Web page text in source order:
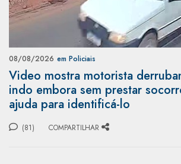
08/08/2026 em Policiais
Video mostra motorista
indo embora sem prestar
ajuda para identificá-lo
(81) COMPARTILHAR